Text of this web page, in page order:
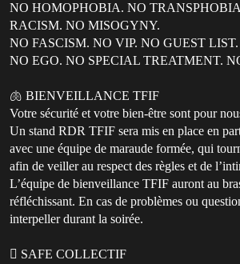
NO HOMOPHOBIA. NO
RACISM. NO MISOGYNY.
NO FASCISM. NO VIP. NO GUEST
NO EGO. NO SPECIAL TREATMENT.
🫁 BIENVEILLANCE TFIF
Votre sécurité et votre bien-être sont pour
Un stand RDR TFIF sera mis en place en
avec une équipe de maraude formée, qui
afin de veiller au respect des règles et de
L’équipe de bienveillance TFIF auront au
réfléchissant. En cas de problèmes ou
interpeller durant la soirée.
🫆 SAFE COLLECTIF